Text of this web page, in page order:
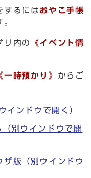
するにはおやこ手帳
リ内の
《イベント情
一時預かり》 からご
インドウで開く）
（別ウインドウで開
ザ版 （別ウインドウ